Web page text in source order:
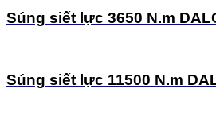
Súng siết lực 3650 N.m
Súng siết lực 11500 N.m